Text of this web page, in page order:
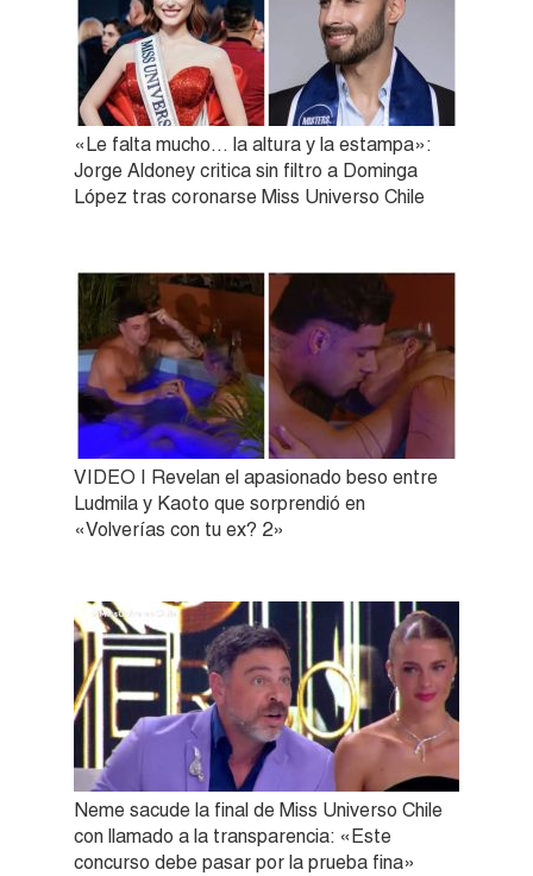
«Le falta mucho… la altura y la estampa»:
Jorge Aldoney critica sin filtro a Dominga
López tras coronarse Miss Universo Chile
VIDEO | Revelan el apasionado beso entre
Ludmila y Kaoto que sorprendió en
«Volverías con tu ex? 2»
Neme sacude la final de Miss Universo Chile
con llamado a la transparencia: «Este
concurso debe pasar por la prueba fina»